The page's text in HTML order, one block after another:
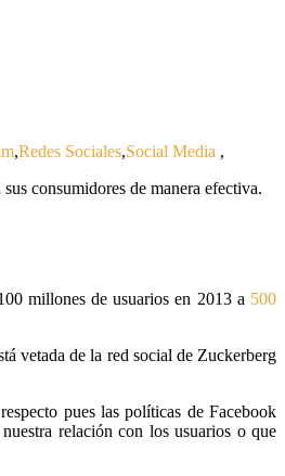
,Redes Sociales,Social Media ,
consumidores de manera efectiva.
millones de usuarios en 2013 a 500
vetada de la red social de Zuckerberg
pues las políticas de Facebook
relación con los usuarios o que